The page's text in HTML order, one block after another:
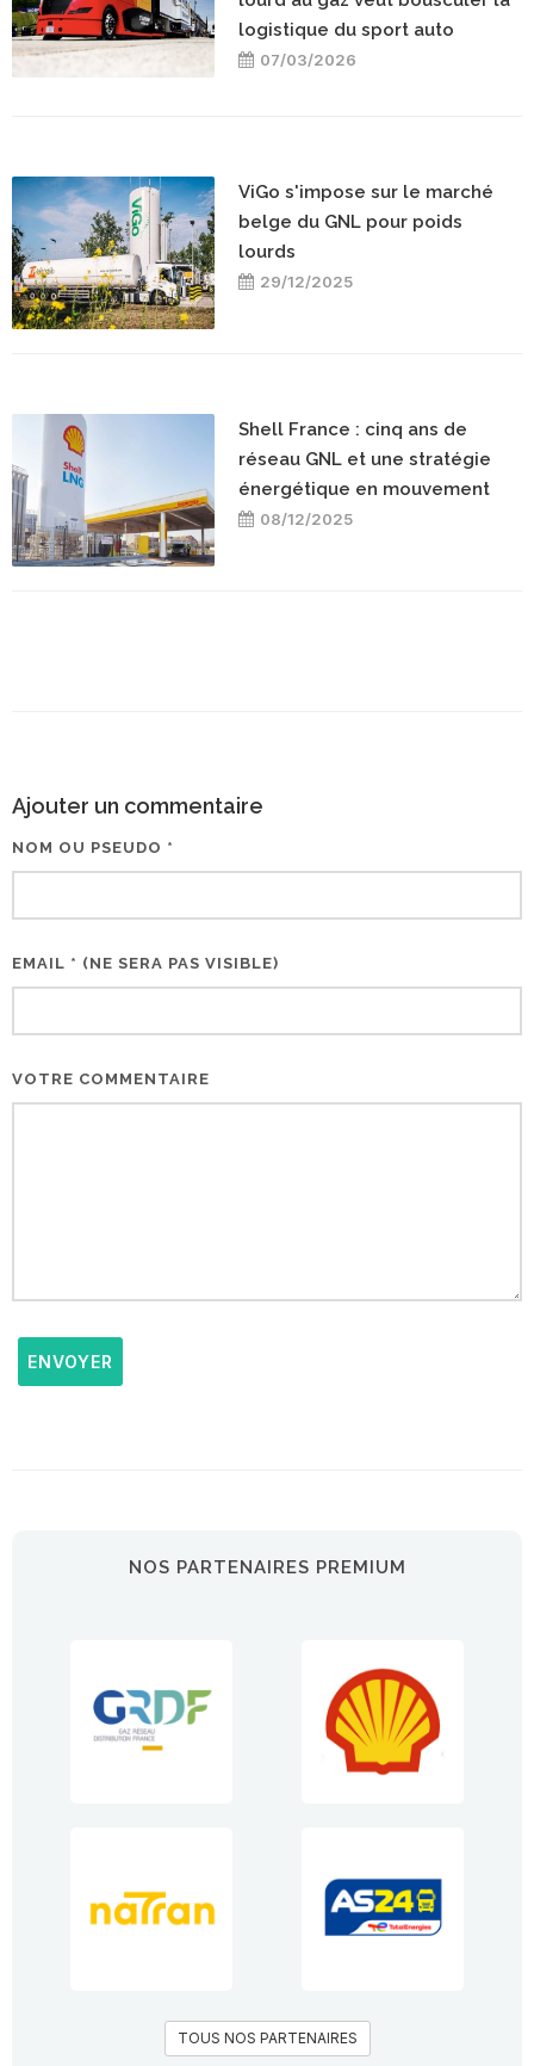
logistique du sport auto
07/03/2026
ViGo s'impose sur le marché
belge du GNL pour poids
lourds
29/12/2025
Shell France : cinq ans de
réseau GNL et une stratégie
énergétique en mouvement
08/12/2025
Ajouter un commentaire
NOM OU PSEUDO *
EMAIL * (NE SERA PAS VISIBLE)
VOTRE COMMENTAIRE
ENVOYER
NOS PARTENAIRES PREMIUM
TOUS NOS PARTENAIRES